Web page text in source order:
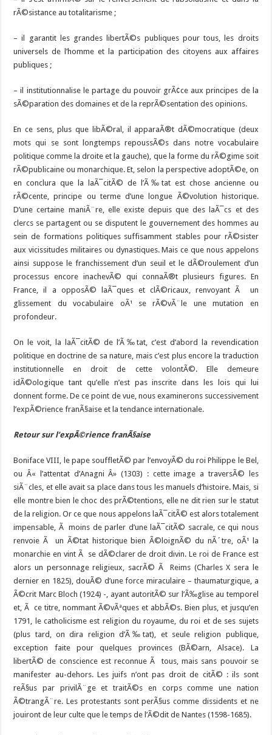
rÃ©sistance au totalitarisme ;
– il garantit les grandes libertÃ©s publiques pour tous, les droits
universels de l’homme et la participation des citoyens aux affaires
publiques ;
– il institutionnalise le partage du pouvoir grÃ¢ce aux principes de la
sÃ©paration des domaines et de la reprÃ©sentation des opinions.
En ce sens, plus que libÃ©ral, il apparaÃ®t dÃ©mocratique (deux
mots qui se sont longtemps repoussÃ©s dans notre vocabulaire
politique comme la droite et la gauche), que la forme du rÃ©gime soit
rÃ©publicaine ou monarchique. Et, selon la perspective adoptÃ©e, on
en conclura que la laÃ¯citÃ© de l’Ã‰tat est chose ancienne ou
rÃ©cente, principe ou terme d’une longue Ã©volution historique.
D’une certaine maniÃ¨re, elle existe depuis que des laÃ¯cs et des
clercs se partagent ou se disputent le gouvernement des hommes au
sein de formations politiques suffisamment stables pour rÃ©sister
aux vicissitudes militaires ou dynastiques. Mais ce que nous appelons
ainsi suppose le franchissement d’un seuil et le dÃ©roulement d’un
processus encore inachevÃ© qui connaÃ®t plusieurs figures. En
France, il a opposÃ© laÃ¯ques et clÃ©ricaux, renvoyant Ã un
glissement du vocabulaire oÃ¹ se rÃ©vÃ¨le une mutation en
profondeur.
On le voit, la laÃ¯citÃ© de l’Ã‰tat, c’est d’abord la revendication
politique en doctrine de sa nature, mais c’est plus encore la traduction
institutionnelle en droit de cette volontÃ©. Elle demeure
idÃ©ologique tant qu’elle n’est pas inscrite dans les lois qui lui
donnent forme. De ce point de vue, nous examinerons successivement
l’expÃ©rience franÃ§aise et la tendance internationale.
Retour sur l’expÃ©rience franÃ§aise
Boniface VIII, le pape souffletÃ© par l’envoyÃ© du roi Philippe le Bel,
ou Â« l’attentat d’Anagni Â» (1303) : cette image a traversÃ© les
siÃ¨cles, et elle avait sa place dans tous les manuels d’histoire. Mais, si
elle montre bien le choc des prÃ©tentions, elle ne dit rien sur le statut
de la religion. Or ce que nous appelons laÃ¯citÃ© est alors totalement
impensable, Ã moins de parler d’une laÃ¯citÃ© sacrale, ce qui nous
renvoie Ã un Ã©tat historique bien Ã©loignÃ© du nÃ´tre, oÃ¹ la
monarchie en vint Ã se dÃ©clarer de droit divin. Le roi de France est
alors un personnage religieux, sacrÃ© Ã Reims (Charles X sera le
dernier en 1825), douÃ© d’une force miraculaire – thaumaturgique, a
Ã©crit Marc Bloch (1924) -, ayant autoritÃ© sur l’Ã‰glise au temporel
et, Ã ce titre, nommant Ã©vÃªques et abbÃ©s. Bien plus, et jusqu’en
1791, le catholicisme est religion du royaume, du roi et de ses sujets
(plus tard, on dira religion d’Ã‰tat), et seule religion publique,
exception faite pour quelques provinces (BÃ©arn, Alsace). La
libertÃ© de conscience est reconnue Ã tous, mais sans pouvoir se
manifester au-dehors. Les juifs n’ont pas droit de citÃ© : ils sont
reÃ§us par privilÃ¨ge et traitÃ©s en corps comme une nation
Ã©trangÃ¨re. Les protestants sont perÃ§us comme dissidents et ne
jouiront de leur culte que le temps de l’Ã©dit de Nantes (1598-1685).